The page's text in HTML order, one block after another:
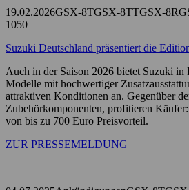
19.02.2026GSX-8TGSX-8TTGSX-8R
1050
Suzuki Deutschland präsentiert die
Auch in der Saison 2026 bietet Suzuki in
Modelle mit hochwertiger
attraktiven Konditionen an. Gegenüber
Zubehörkomponenten, profitieren
von bis zu 700 Euro Preisvorteil.
ZUR PRESSEMELDUNG